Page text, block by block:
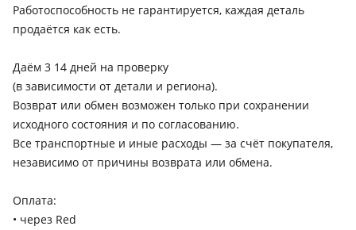
Работоспособность не гарантируется, каждая деталь
продаётся как есть.
Даём 3 14 дней на проверку
(в зависимости от детали и региона).
Возврат или обмен возможен только при сохранении
исходного состояния и по согласованию.
Все транспортные и иные расходы — за счёт покупателя,
независимо от причины возврата или обмена.
Оплата:
• через Red